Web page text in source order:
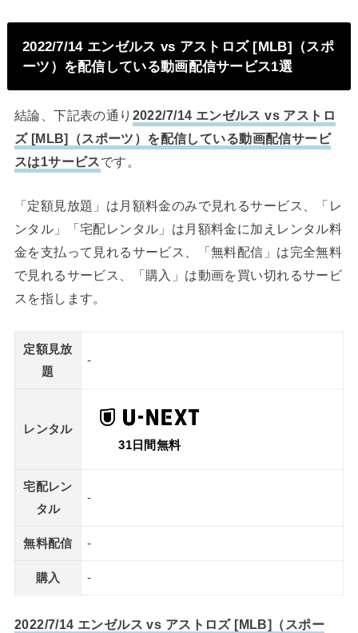
2022/7/14 エンゼルス vs アストロズ [MLB]（スポ
ーツ）を配信している動画配信サービス1選
結論、下記表の通り 2022/7/14 エンゼルス vs アストロ
ズ [MLB]（スポーツ）を配信している動画配信サービ
スは1サービスです。
「定額見放題」は月額料金のみで見れるサービス、「レ
ンタル」「宅配レンタル」は月額料金に加えレンタル料
金を支払って見れるサービス、「無料配信」は完全無料
で見れるサービス、「購入」は動画を買い切れるサービ
スを指します。
定額見放
題
-
レンタル
31日間無料
宅配レン
タル
-
無料配信 -
購入 -
2022/7/14 エンゼルス vs アストロズ [MLB]（スポー